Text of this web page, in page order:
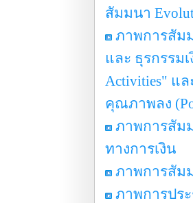
สัมมนา
ภาพการสัม
และ ธุรกรรม
Activities" แ
คุณภาพลง
ภาพการสัม
ทางการเงิน
ภาพการสัมม
ภาพการปร